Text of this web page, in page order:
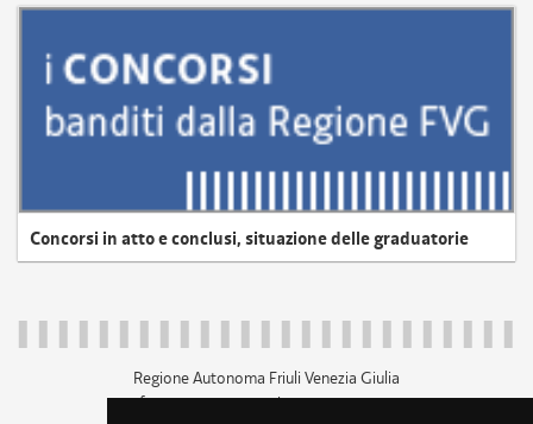
Concorsi in atto e conclusi, situazione delle graduatorie
Regione Autonoma Friuli Venezia Giulia
c.f. 80014930327; p.iva 00526040324